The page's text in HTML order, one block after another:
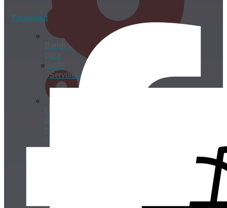
Bandejas
dogs
para
Servilletas
Facebook-f